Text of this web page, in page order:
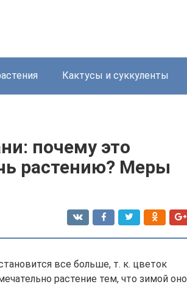
Кактусы и суккуленты
почему это
растению? Меры
все больше, т. к. цветок
растение тем, что зимой оно